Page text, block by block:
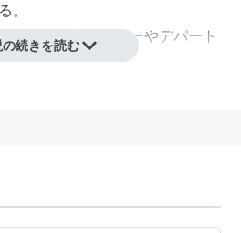
。
ハンズの皮コーナーやデパート
続きを読む